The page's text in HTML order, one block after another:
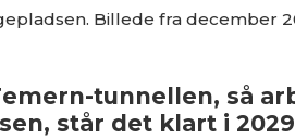
Billede fra december
tunnellen, så
står det klart i